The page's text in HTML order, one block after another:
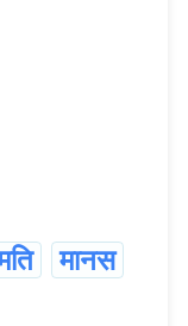
मानस